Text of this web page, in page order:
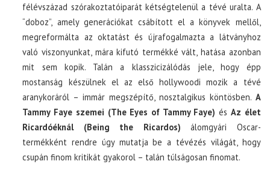
félévszázad szórakoztatóiparát kétségtelenül a tévé uralta. A
“doboz”, amely generációkat csábított el a könyvek mellől,
megreformálta az oktatást és újrafogalmazta a látványhoz
való viszonyunkat, mára kifutó termékké vált, hatása azonban
mit sem kopik. Talán a klasszicizálódás jele, hogy épp
mostanság készülnek el az első hollywoodi mozik a tévé
aranykoráról – immár megszépítő, nosztalgikus köntösben. A
Tammy Faye szemei (The Eyes of Tammy Faye) és Az élet
Ricardóéknál (Being the Ricardos) álomgyári Oscar-
termékként rendre úgy mutatja be a tévézés világát, hogy
csupán finom kritikát gyakorol – talán túlságosan finomat.